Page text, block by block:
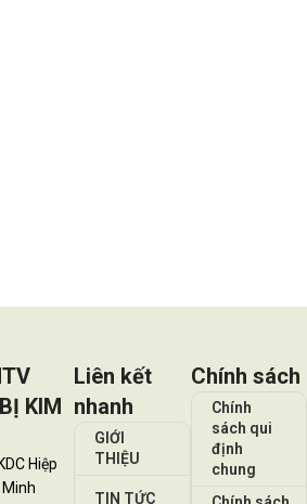
KIM
Hiệp
Minh
Liên kết
nhanh
GIỚI
THIỆU
TIN TỨC
Chính sách
Chính
sách qui
định
chung